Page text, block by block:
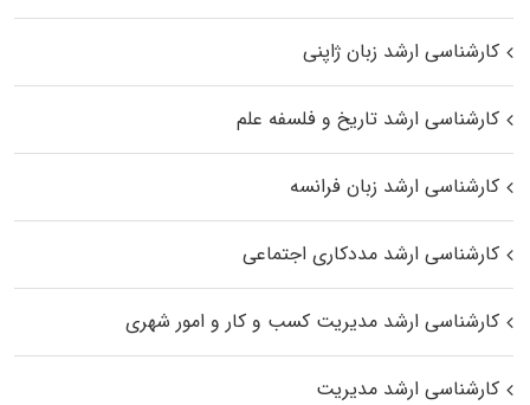
کارشناسی ارشد زبان ژاپنی
کارشناسی ارشد تاریخ و فلسفه علم
کارشناسی ارشد زبان فرانسه
کارشناسی ارشد مددکاری اجتماعی
کارشناسی ارشد مدیریت کسب و کار و امور شهری
کارشناسی ارشد مدیریت